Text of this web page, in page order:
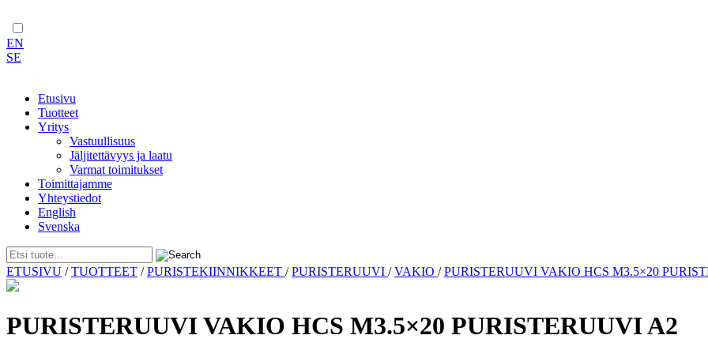
EN
SE
Etusivu
Tuotteet
Yritys
Vastuullisuus
Jäljitettävyys ja laatu
Varmat toimitukset
Toimittajamme
Yhteystiedot
English
Svenska
Skip
to
ETUSIVU /TUOTTEET /PURISTEKIINNIKKEET /PURISTERUUVI /VAKIO /PURISTERUUVI VAKIO HCS M3.5×20
PURISTERUUVI VAKIO HCS M3.5×20 PURISTERUUVI A2